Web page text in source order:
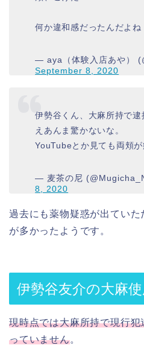
何か違和感だったんだよね
— aya（体験入店あや）
September 8, 2020
伊勢谷くん、大麻所持で
えあんま驚かないな。
YouTubeとか見ても両頬が
— 麦茶の尼
8, 2020
過去にも薬物疑惑が出ていた
が多かったようです。
伊勢谷友介の大麻
現時点では大麻所持で現行
っていません。